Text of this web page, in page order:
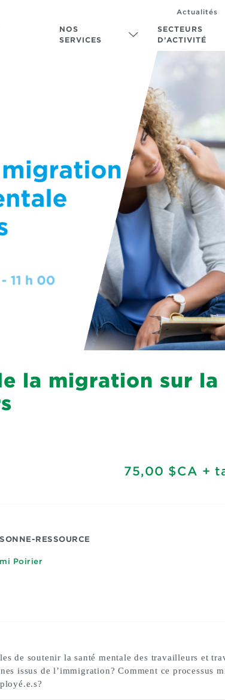
NOS
SERVICES
SECTEURS
D’ACTIVITÉ
Actualités
la migration sur la
75,00 $CA +
RESSOURCE
Poirier
de soutenir la santé mentale des travailleurs et
issus de l’immigration? Comment ce processus
?